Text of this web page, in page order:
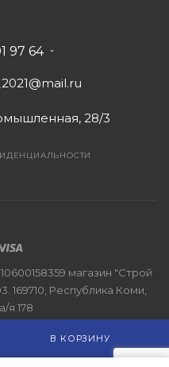
В КОРЗИНУ
97 64
28/3
магазин "Строй
169710, Республика Коми,
я 178